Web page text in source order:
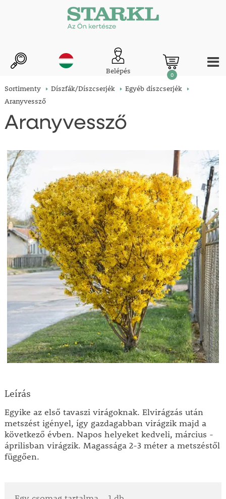
Belépés 0
Sortimenty Díszfák/Díszcserjék
Egyéb díszcserjék
Aranyvessző
Aranyvessző
Leírás
Egyike az első tavaszi virágoknak. Elvirágzás után
metszést igényel, így gazdagabban virágzik majd a
következő évben. Napos helyeket kedveli, március -
áprilisban virágzik. Magassága 2-3 méter a metszéstől
függően.